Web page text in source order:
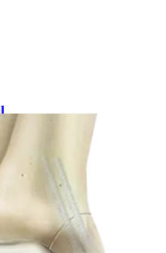
educacionais
na Arthrex?